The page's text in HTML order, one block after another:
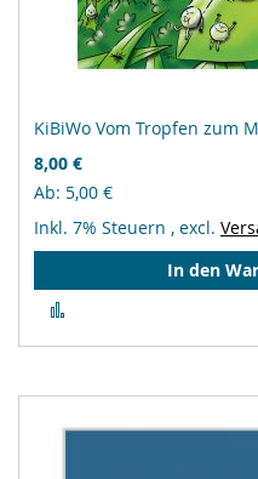
KiBiWo Vom Tropfen zum
8,00 €
Ab 5,00 €
Inkl. 7% Steuern , excl.
In den
hinzufügen